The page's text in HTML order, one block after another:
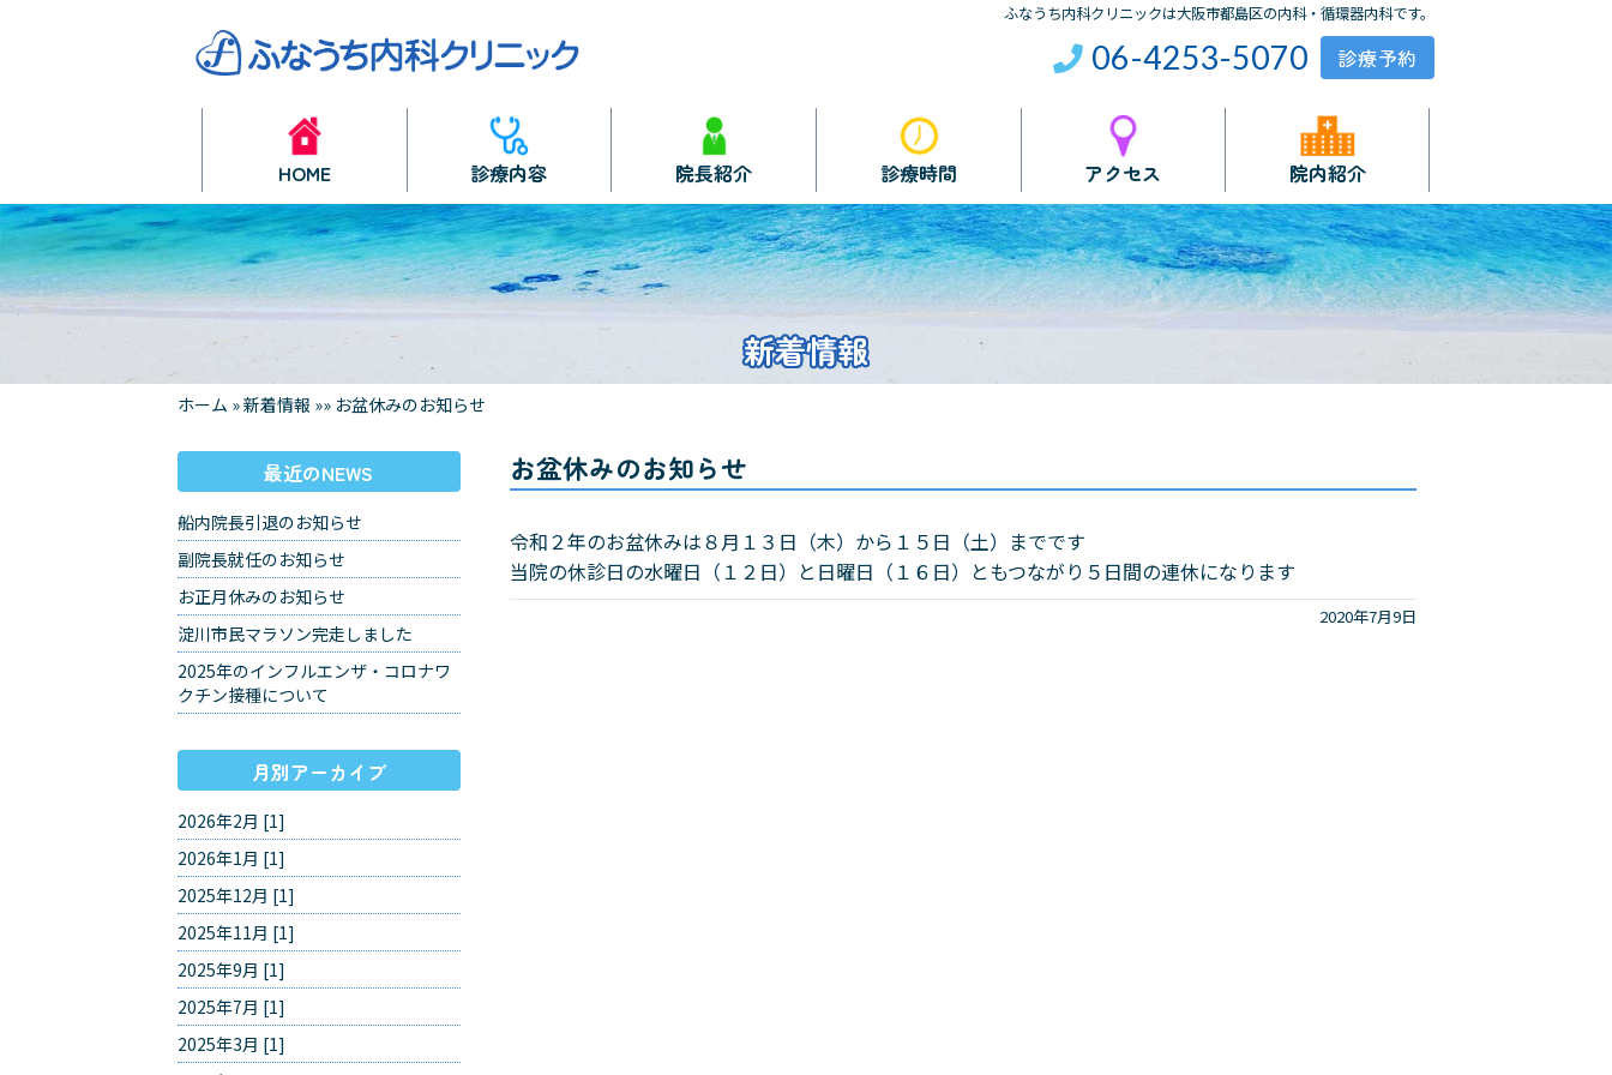
ふなうち内科クリニックは大阪市都島区の内科・循環器内科です。
06-4253-5070
HOME 診療内容 院長紹介 診療時間 アクセス 院内紹介
新着情報
ホーム »新着情報 »» お盆休みのお知らせ
お盆休みのお知らせ
令和２年のお盆休みは８月１３日（木）から１５日（土）までです
当院の休診日の水曜日（１２日）と日曜日（１６日）ともつながり５日間の連休になります
2020年7月9日
最近のNEWS
船内院長引退のお知らせ
副院長就任のお知らせ
お正月休みのお知らせ
淀川市民マラソン完走しました
2025年のインフルエンザ・コロナワ
クチン接種について
月別アーカイブ
2026年2月 [1]
2026年1月 [1]
2025年12月 [1]
2025年11月 [1]
2025年9月 [1]
2025年7月 [1]
2025年3月 [1]